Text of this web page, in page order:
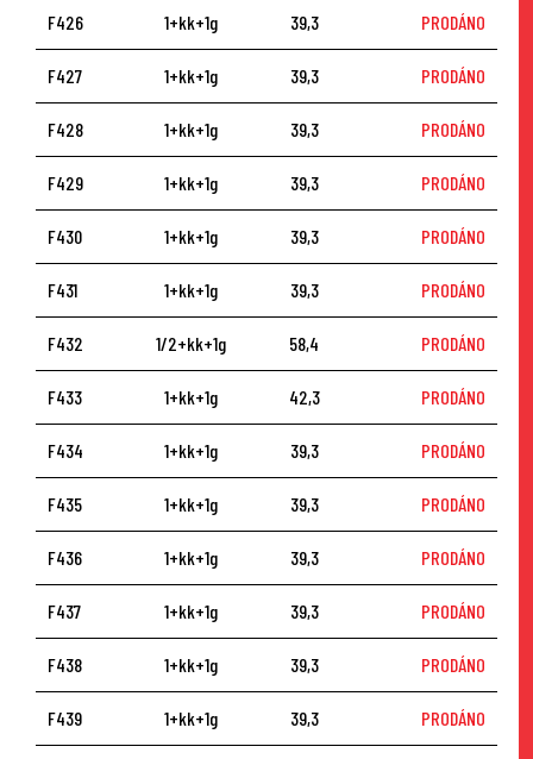
F426 1+kk+1g 39,3 PRODÁNO
F427 1+kk+1g 39,3 PRODÁNO
F428 1+kk+1g 39,3 PRODÁNO
F429 1+kk+1g 39,3 PRODÁNO
F430 1+kk+1g 39,3 PRODÁNO
F431 1+kk+1g 39,3 PRODÁNO
F432 1/2+kk+1g 58,4 PRODÁNO
F433 1+kk+1g 42,3 PRODÁNO
F434 1+kk+1g 39,3 PRODÁNO
F435 1+kk+1g 39,3 PRODÁNO
F436 1+kk+1g 39,3 PRODÁNO
F437 1+kk+1g 39,3 PRODÁNO
F438 1+kk+1g 39,3 PRODÁNO
F439 1+kk+1g 39,3 PRODÁNO